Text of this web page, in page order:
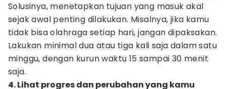
Solusinya, menetapkan tujuan yang masuk akal
sejak awal penting dilakukan. Misalnya, jika kamu
tidak bisa olahraga setiap hari, jangan dipaksakan.
Lakukan minimal dua atau tiga kali saja dalam satu
minggu, dengan kurun waktu 15 sampai 30 menit
saja.
4. Lihat progres dan perubahan yang kamu